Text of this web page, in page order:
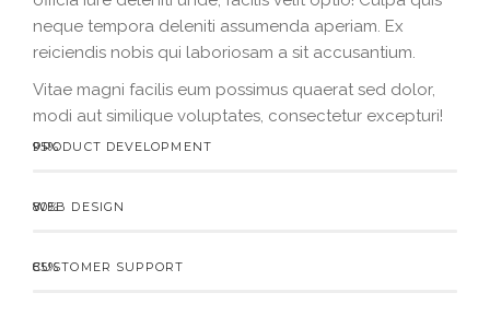
neque tempora deleniti assumenda aperiam. Ex
reiciendis nobis qui laboriosam a sit accusantium.
Vitae magni facilis eum possimus quaerat sed dolor,
modi aut similique voluptates, consectetur excepturi!
PRODUCT DEVELOPMENT
95%
WEB DESIGN
80%
CUSTOMER SUPPORT
85%